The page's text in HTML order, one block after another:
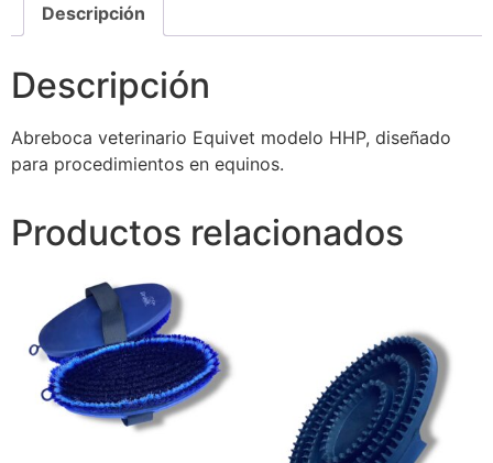
Descripción
Descripción
Abreboca veterinario Equivet modelo HHP, diseñado
para procedimientos en equinos.
Productos relacionados